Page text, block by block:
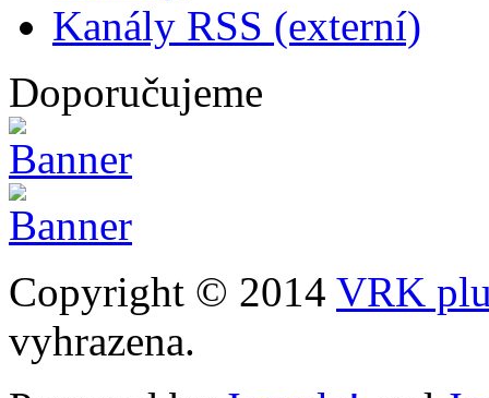
Kanály RSS (externí)
Doporučujeme
Copyright © 2014 VRK
vyhrazena.